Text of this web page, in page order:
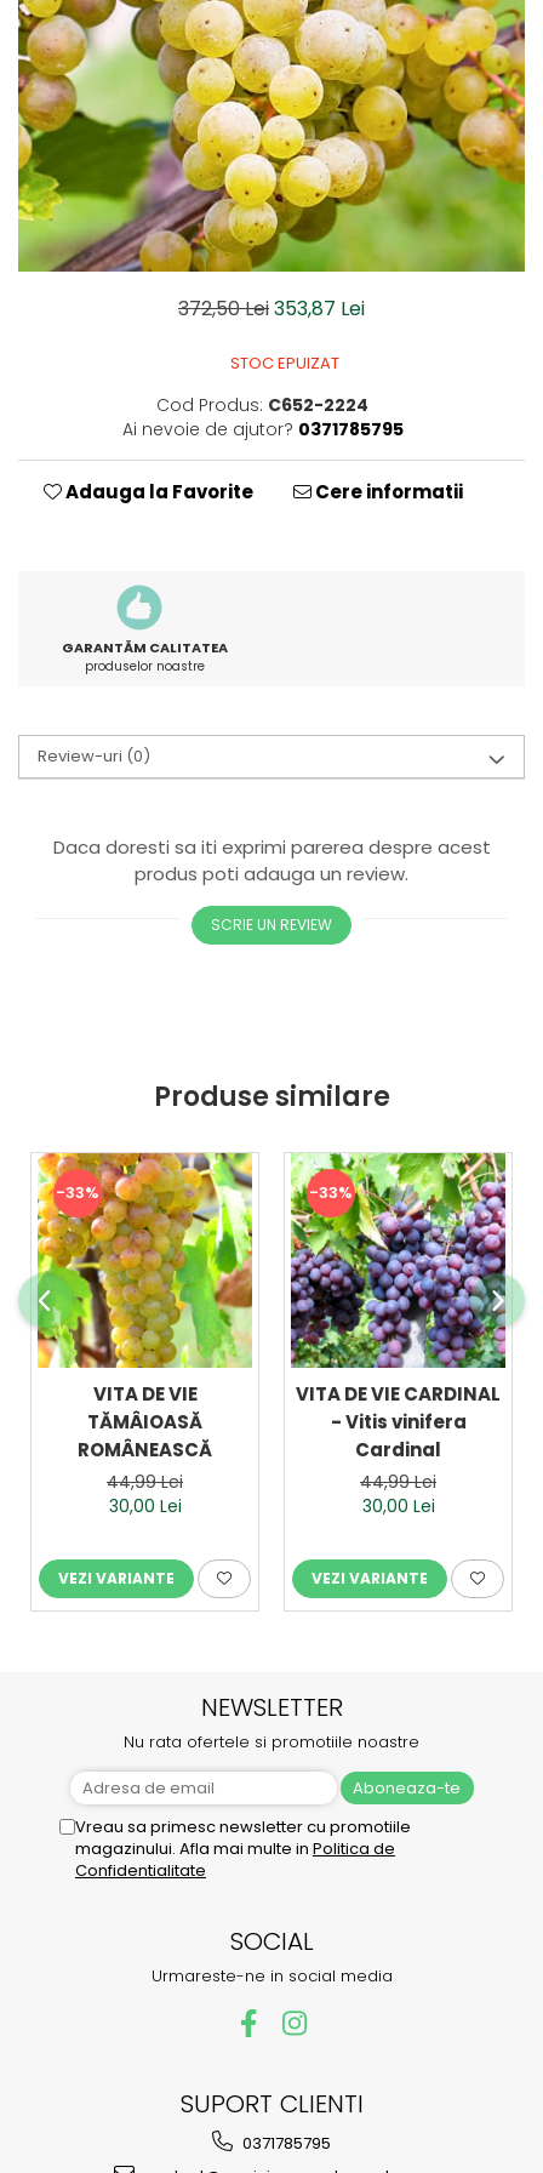
Dud
Corn
Smochin
Kaki
Mosmon
Prun
Kiwi
Migdal
372,50 Lei353,87 Lei
STOC EPUIZAT
Cod Produs: C652-2224
Ai nevoie de ajutor? 0371785795
Adauga la Favorite Cere informatii
GARANTĂM CALITATEA
produselor noastre
Review-uri (0)
Daca doresti sa iti exprimi parerea despre acest
produs poti adauga un review.
SCRIE UN REVIEW
Produse similare
-33%
VITA DE VIE
TĂMÂIOASĂ
ROMÂNEASCĂ
44,99 Lei
30,00 Lei
VEZI VARIANTE
-33%
VITA DE VIE CARDINAL
- Vitis vinifera
Cardinal
44,99 Lei
30,00 Lei
VEZI VARIANTE
NEWSLETTER
Nu rata ofertele si promotiile noastre
Vreau sa primesc newsletter cu promotiile
magazinului. Afla mai multe in Politica de
Confidentialitate
SOCIAL
Urmareste-ne in social media
SUPORT CLIENTI
0371785795